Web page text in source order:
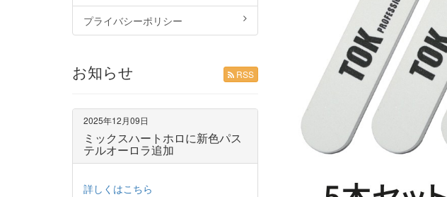
プライバシーポリシー
お知らせ RSS
2025年12月09日
ミックスハートホロに新色パス
テルオーロラ追加
詳しくはこちら